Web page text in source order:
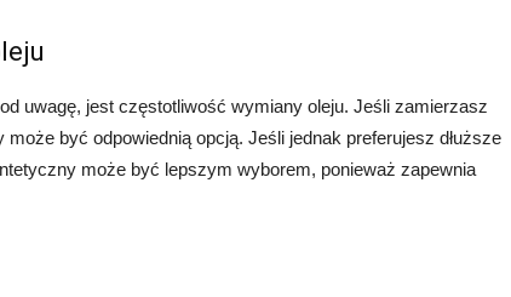
uwagę, jest częstotliwość wymiany oleju. Jeśli zamierzasz
być odpowiednią opcją. Jeśli jednak preferujesz dłuższe
może być lepszym wyborem, ponieważ zapewnia